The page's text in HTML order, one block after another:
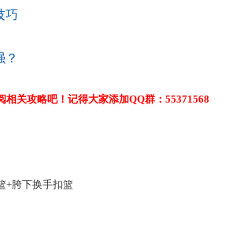
巧
？
关攻略吧！记得大家添加QQ群：55371568
+胯下换手扣篮